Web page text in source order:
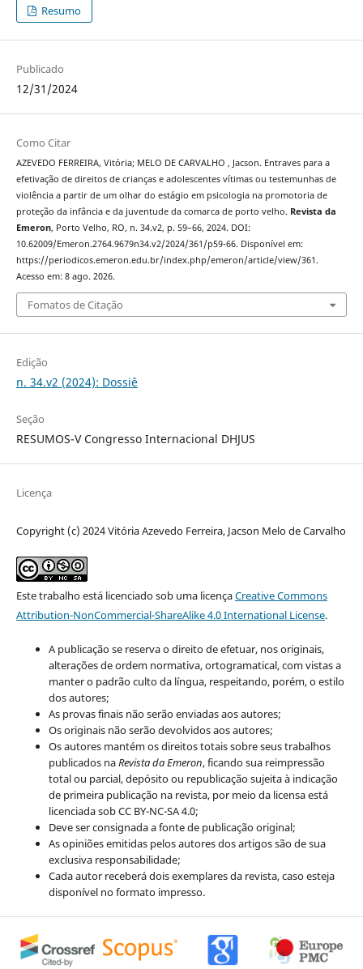
Resumo
Publicado
12/31/2024
Como Citar
AZEVEDO FERREIRA, Vitória; MELO DE CARVALHO , Jacson. Entraves para a
efetivação de direitos de crianças e adolescentes vítimas ou testemunhas de
violência a partir de um olhar do estágio em psicologia na promotoria de
proteção da infância e da juventude da comarca de porto velho. Revista da
Emeron, Porto Velho, RO, n. 34.v2, p. 59–66, 2024. DOI:
10.62009/Emeron.2764.9679n34.v2/2024/361/p59-66. Disponível em:
https://periodicos.emeron.edu.br/index.php/emeron/article/view/361.
Acesso em: 8 ago. 2026.
Fomatos de Citação
Edição
n. 34.v2 (2024): Dossiê
Seção
RESUMOS-V Congresso Internacional DHJUS
Licença
Copyright (c) 2024 Vitória Azevedo Ferreira, Jacson Melo de Carvalho
Este trabalho está licenciado sob uma licençaCreative Commons
Attribution-NonCommercial-ShareAlike 4.0 International License.
A publicação se reserva o direito de efetuar, nos originais,
alterações de ordem normativa, ortogramatical, com vistas a
manter o padrão culto da língua, respeitando, porém, o estilo
dos autores;
As provas finais não serão enviadas aos autores;
Os originais não serão devolvidos aos autores;
Os autores mantém os direitos totais sobre seus trabalhos
publicados naRevista da Emeron, ficando sua reimpressão
total ou parcial, depósito ou republicação sujeita à indicação
de primeira publicação na revista, por meio da licensa está
licenciada sob CC BY-NC-SA 4.0;
Deve ser consignada a fonte de publicação original;
As opiniões emitidas pelos autores dos artigos são de sua
exclusiva responsabilidade;
Cada autor receberá dois exemplares da revista, caso esteja
disponível no formato impresso.